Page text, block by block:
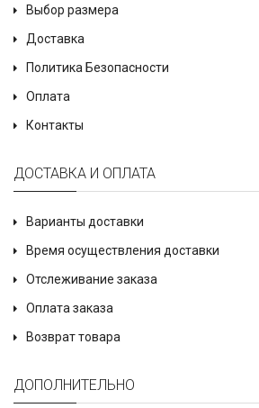
Выбор размера
Доставка
Политика Безопасности
Оплата
Контакты
ДОСТАВКА И ОПЛАТА
Варианты доставки
Время осуществления доставки
Отслеживание заказа
Оплата заказа
Возврат товара
ДОПОЛНИТЕЛЬНО